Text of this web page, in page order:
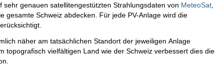
genauen satellitengestützten Strahlungsdaten von MeteoSat
gesamte Schweiz abdecken. Für jede PV-Anlage wird die
näher am tatsächlichen Standort der jeweiligen Anlage
topografisch vielfältigen Land wie der Schweiz verbessert dies die